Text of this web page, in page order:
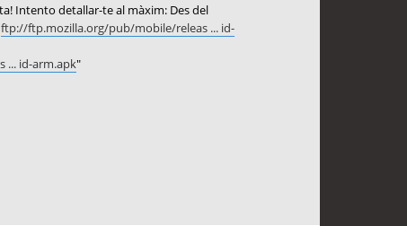
Intento detallar-te al màxim: Des del
ftp://ftp.mozilla.org/pub/mobile/releas ... id-
id-arm.apk"